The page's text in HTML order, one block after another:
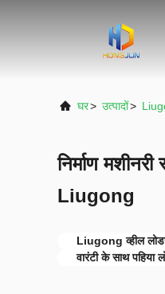
घर> उत्पादों>
निर्माण
Liugong
Liugong व्हील
वारंटी के साथ पहिया